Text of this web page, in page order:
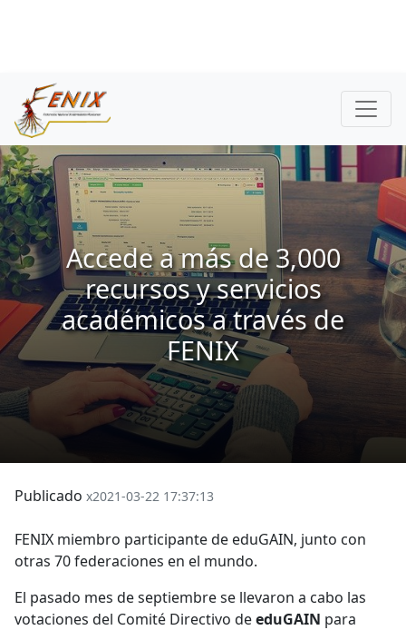
Accede a más de 3,000
recursos y servicios
académicos a través de
FENIX
Publicado x2021-03-22 17:37:13
FENIX miembro participante de eduGAIN, junto con
otras 70 federaciones en el mundo.
El pasado mes de septiembre se llevaron a cabo las
votaciones del Comité Directivo deeduGAIN para